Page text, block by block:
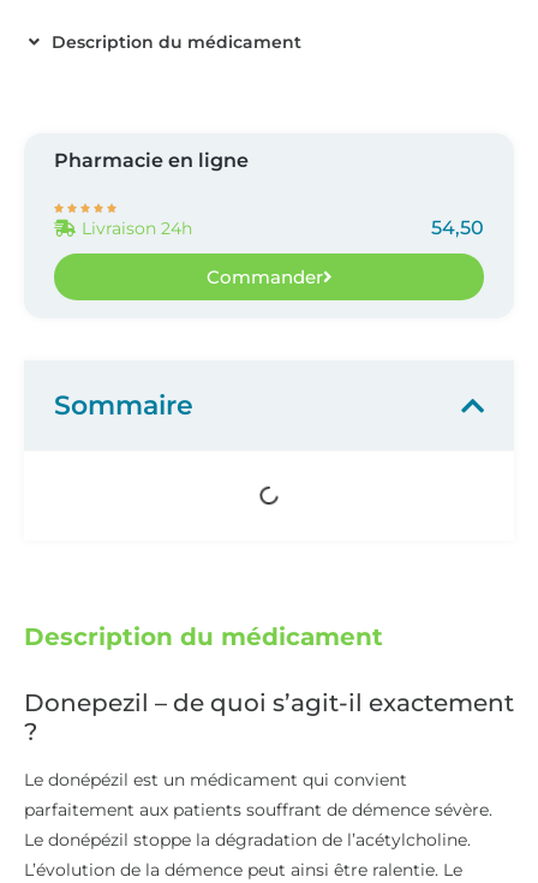
Description du médicament
Pharmacie en ligne
    
Livraison 24h 54,50
Commander
Description du médicament
Donepezil – de quoi s’agit-il exactement
?
Le donépézil est un médicament qui convient
parfaitement aux patients souffrant de démence sévère.
Le donépézil stoppe la dégradation de l’acétylcholine.
L’évolution de la démence peut ainsi être ralentie. Le
Sommaire